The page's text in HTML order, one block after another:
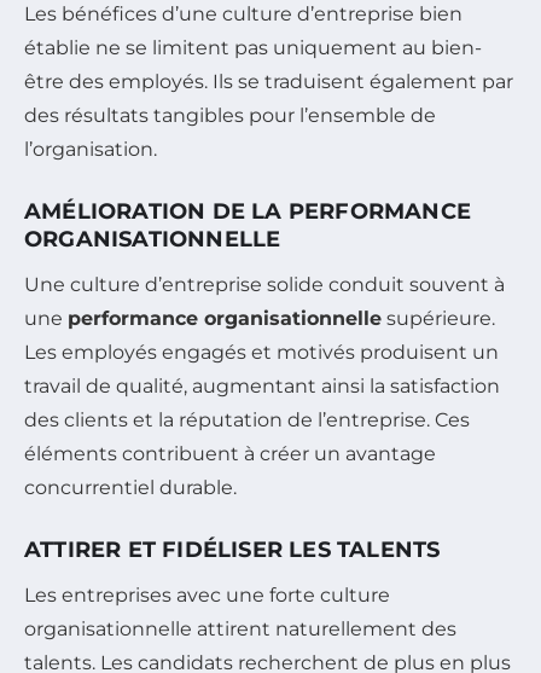
Les bénéfices d’une culture d’entreprise bien
établie ne se limitent pas uniquement au bien-
être des employés. Ils se traduisent également par
des résultats tangibles pour l’ensemble de
l’organisation.
AMÉLIORATION DE LA PERFORMANCE
ORGANISATIONNELLE
Une culture d’entreprise solide conduit souvent à
une performance organisationnelle supérieure.
Les employés engagés et motivés produisent un
travail de qualité, augmentant ainsi la satisfaction
des clients et la réputation de l’entreprise. Ces
éléments contribuent à créer un avantage
concurrentiel durable.
ATTIRER ET FIDÉLISER LES TALENTS
Les entreprises avec une forte culture
organisationnelle attirent naturellement des
talents. Les candidats recherchent de plus en plus